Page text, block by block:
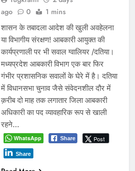
की नई पहल
Yugkranti
3 days
ago
0 1 mins
“लक्ष्य तय करें, डर नहीं आत्मविश्वास पालें”—
कमिश्नर शीलेन्द्र सिंह का विद्यार्थियों और
शिक्षकों को प्रेरक संदेश भोपाल। रीवा संभाग
में शिक्षा की गुणवत्ता सुधारने और विद्यार्थियों को
समय रहते सही करियर दिशा देने के उद्देश्य से
संभागायुक्त शीलेन्द्र सिंह ने एक अभिनव पहल
शुरू की है। इस नवाचार के तहत संभाग के
शिक्षकों को देश…
WhatsApp
Share